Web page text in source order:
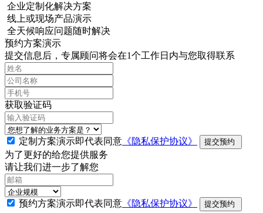
企业定制化解决方案
线上或现场产品演示
全天候响应问题随时解决
预约方案演示
提交信息后，专属顾问将会在1个工作日内与您取得联系
获取验证码
定制方案演示即代表同意 《隐私保护协议》 提交预约
为了更好的给您提供服务
请让我们进一步了解您
预约方案演示即代表同意 《隐私保护协议》 提交预约